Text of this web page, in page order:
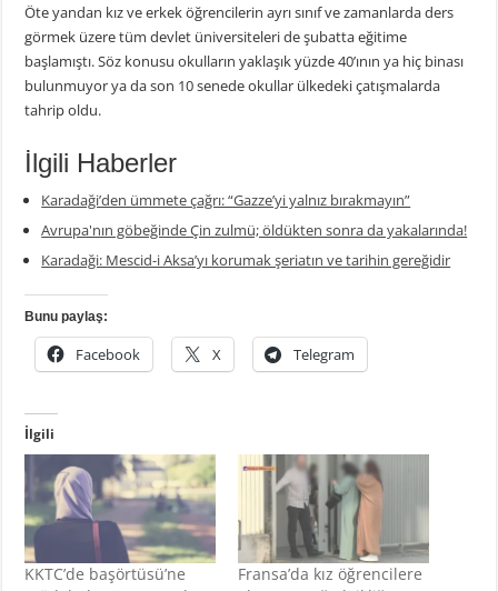
Öte yandan kız ve erkek öğrencilerin ayrı sınıf ve zamanlarda ders
görmek üzere tüm devlet üniversiteleri de şubatta eğitime
başlamıştı. Söz konusu okulların yaklaşık yüzde 40’ının ya hiç binası
bulunmuyor ya da son 10 senede okullar ülkedeki çatışmalarda
tahrip oldu.
İlgili Haberler
Karadaği’den ümmete çağrı: “Gazze’yi yalnız bırakmayın”
Avrupa'nın göbeğinde Çin zulmü; öldükten sonra da yakalarında!
Karadaği: Mescid-i Aksa’yı korumak şeriatın ve tarihin gereğidir
Bunu paylaş:
Facebook X Telegram
İlgili
KKTC’de başörtüsü’ne
Fransa’da kız öğrencilere